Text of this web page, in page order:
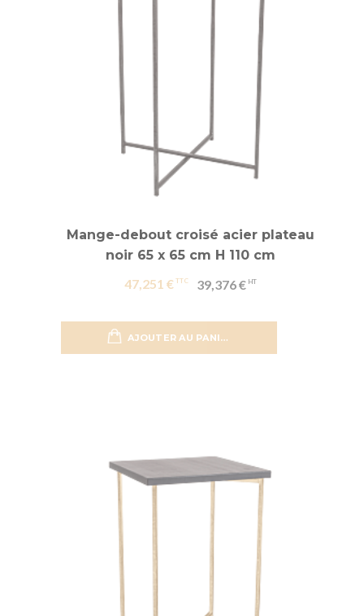
Mange-debout croisé acier plateau
noir 65 x 65 cm H 110 cm
47,251 €
39,376 €
AJOUTER AU PANIER